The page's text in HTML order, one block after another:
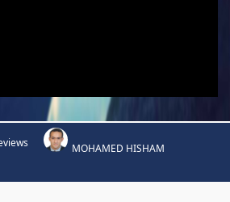
MOHAMED HISHAM